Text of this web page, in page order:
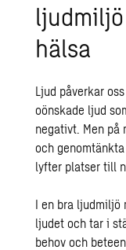
hälsa
Ljud påverkar
oönskade ljud
negativt. Men på
och
lyfter platser till
I en bra ljudmiljö
ljudet och tar i
behov och